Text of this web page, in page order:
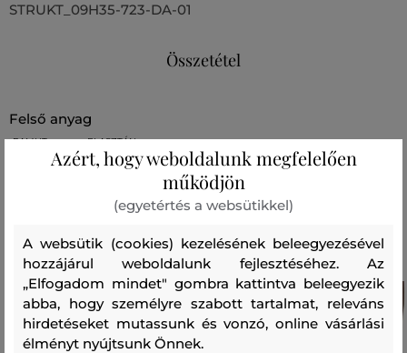
STRUKT_09H35-723-DA-01
Összetétel
felső anyag
PAMUT ELASZTÁN
1 %
Azért, hogy weboldalunk megfelelően
működjön
(egyetértés a websütikkel)
A websütik (cookies) kezelésének beleegyezésével
hozzájárul weboldalunk fejlesztéséhez. Az
„Elfogadom mindet" gombra kattintva beleegyezik
abba, hogy személyre szabott tartalmat, releváns
hirdetéseket mutassunk és vonzó, online vásárlási
élményt nyújtsunk Önnek.